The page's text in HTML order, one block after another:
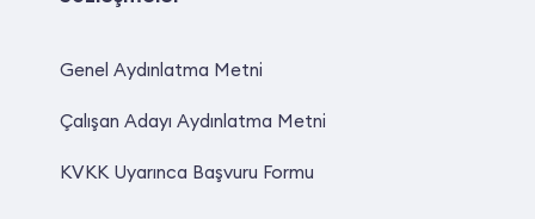
Genel Aydınlatma Metni
Çalışan Adayı Aydınlatma Metni
KVKK Uyarınca Başvuru Formu